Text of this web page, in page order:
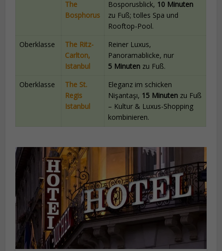
The
Bosphorus
Bosporusblick, 10 Minuten
zu Fuß; tolles Spa und
Rooftop-Pool.
Oberklasse
The Ritz-
Carlton,
Istanbul
Reiner Luxus,
Panoramablicke, nur
5 Minuten zu Fuß.
Oberklasse
The St.
Regis
Istanbul
Eleganz im schicken
Nişantaşı, 15 Minuten zu Fuß
– Kultur & Luxus-Shopping
kombinieren.